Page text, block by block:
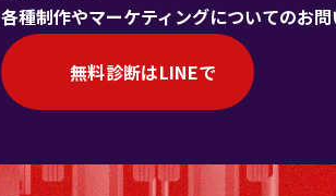
各種制作やマーケティングについてのお
無料診断はLINEで